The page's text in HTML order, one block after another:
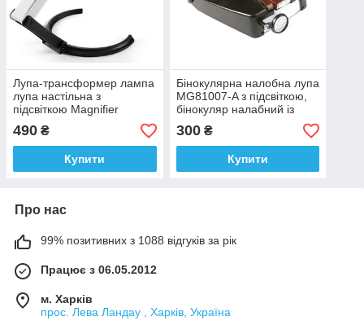
Лупа-трансформер лампа
лупа настільна з
підсвіткою Magnifier
MG3B-1B
490 ₴
Купити
Бінокулярна налобна лупа
MG81007-A з підсвіткою,
бінокуляр налабний із
підсвіткою, бінокуляри 10
кратного утримання
300₴
Купити
Про нас
99% позитивних з 1088 відгуків за рік
Працює з 06.05.2012
м. Харків
прос. Лева Ландау , Харків, Україна